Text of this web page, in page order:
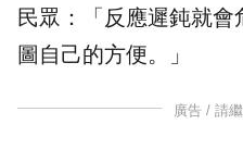
民眾：「反應遲鈍就
圖自己的方便。」
廣告 / 請